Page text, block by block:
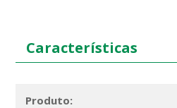
Características
Produto: